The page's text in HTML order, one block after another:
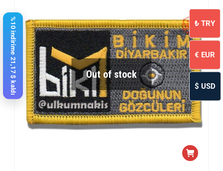
Out of stock
%10 indirime 21,17 $ kaldı ₺ TRY
€ EUR
$ USD